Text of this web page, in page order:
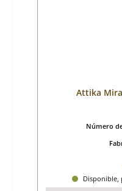
Attika
Número
Disponible,